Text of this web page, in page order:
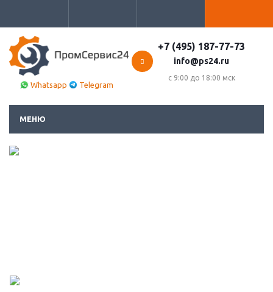
Whatsapp Telegram
+7 (495) 187-77-73
info@ps24.ru
с 9:00 до 18:00 мск
МЕНЮ